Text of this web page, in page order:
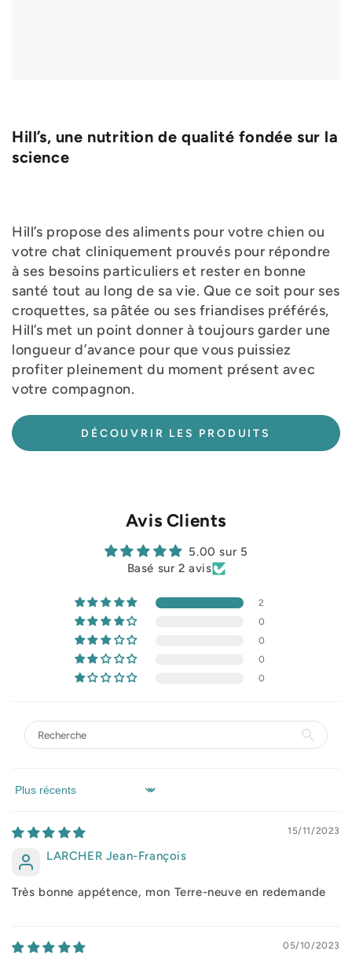
Hill’s, une nutrition de qualité fondée sur la
science
Hill’s propose des aliments pour votre chien ou
votre chat cliniquement prouvés pour répondre
à ses besoins particuliers et rester en bonne
santé tout au long de sa vie. Que ce soit pour ses
croquettes, sa pâtée ou ses friandises préférés,
Hill’s met un point donner à toujours garder une
longueur d’avance pour que vous puissiez
profiter pleinement du moment présent avec
votre compagnon.
DÉCOUVRIR LES PRODUITS
Avis Clients
5.00 sur 5
Basé sur 2 avis
2
0
0
0
0
Sort by
15/11/2023
LARCHER Jean-François
Très bonne appétence, mon Terre-neuve en redemande
05/10/2023